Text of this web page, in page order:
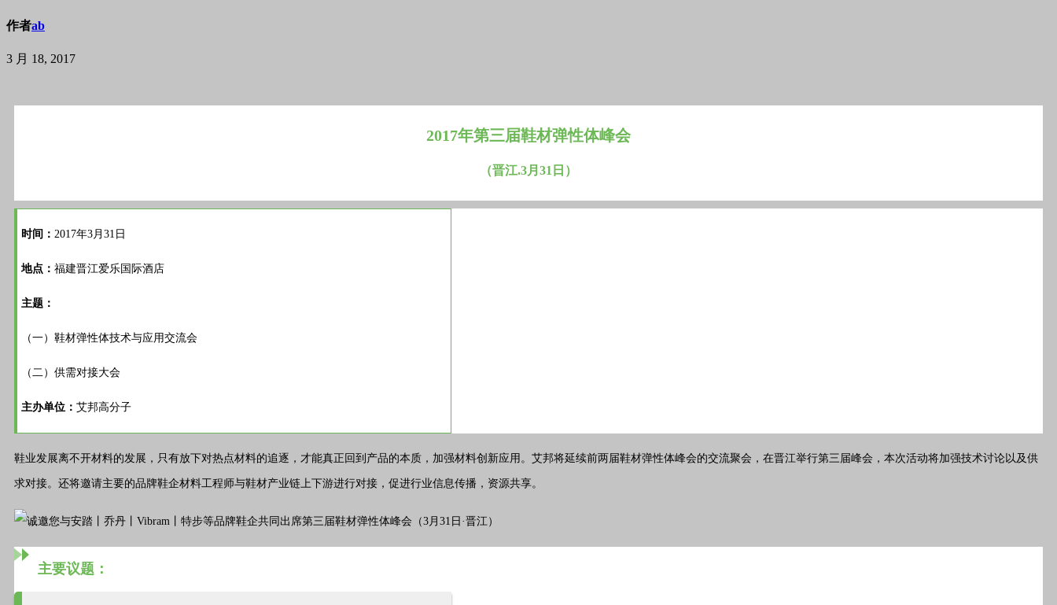
作者ab
3 月 18, 2017
2017年第三届鞋材弹性体峰会
（晋江.3月31日）
时间： 2017年3月31日
地点： 福建晋江爱乐国际酒店
主题：
（一）鞋材弹性体技术与应用交流会
（二）供需对接大会
主办单位： 艾邦高分子
鞋业发展离不开材料的发展，只有放下对热点材料的追逐，才能真正回到产品的本质，加强材料创新应用。艾邦将延续前两届鞋材弹性体峰会的交流聚会，在晋江举行第三届峰会，本次活动将加强技术讨论以及供
求对接。还将邀请主要的品牌鞋企材料工程师与鞋材产业链上下游进行对接，促进行业信息传播，资源共享。
主要议题：